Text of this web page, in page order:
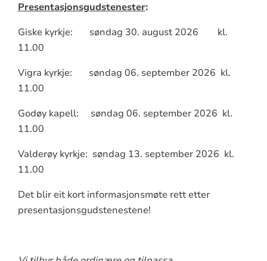
Presentasjonsgudstenester
Giske kyrkje: søndag 30. august 2026 kl.
11.00
Vigra kyrkje: søndag 06. september 2026 kl.
11.00
Godøy kapell: søndag 06. september 2026 kl.
11.00
Valderøy kyrkje: søndag 13. september 2026 kl.
11.00
Det blir eit kort informasjonsmøte rett etter
presentasjonsgudstenestene!